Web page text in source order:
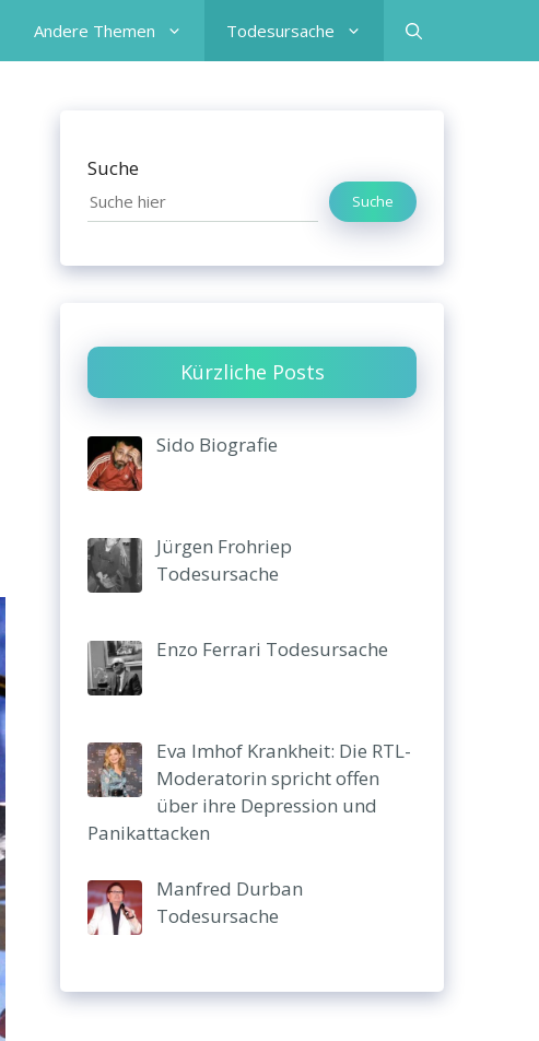
Andere Themen Todesursache
Suche
Suche
Kürzliche Posts
Sido Biografie
Jürgen Frohriep
Todesursache
Enzo Ferrari Todesursache
Eva Imhof Krankheit: Die RTL-
Moderatorin spricht offen
über ihre Depression und
Panikattacken
Manfred Durban
Todesursache